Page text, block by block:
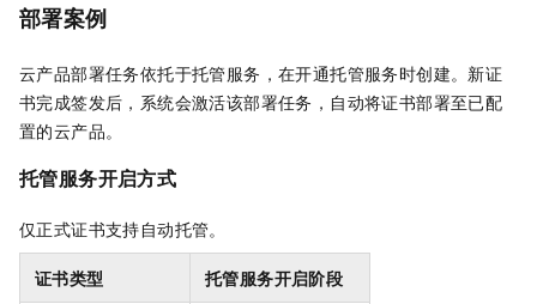
部署案例
云产品部署任务依托于托管服务，在开通托管服务时创建。新证
书完成签发后，系统会激活该部署任务，自动将证书部署至已配
置的云产品。
托管服务开启方式
仅正式证书支持自动托管。
证书类型 托管服务开启阶段